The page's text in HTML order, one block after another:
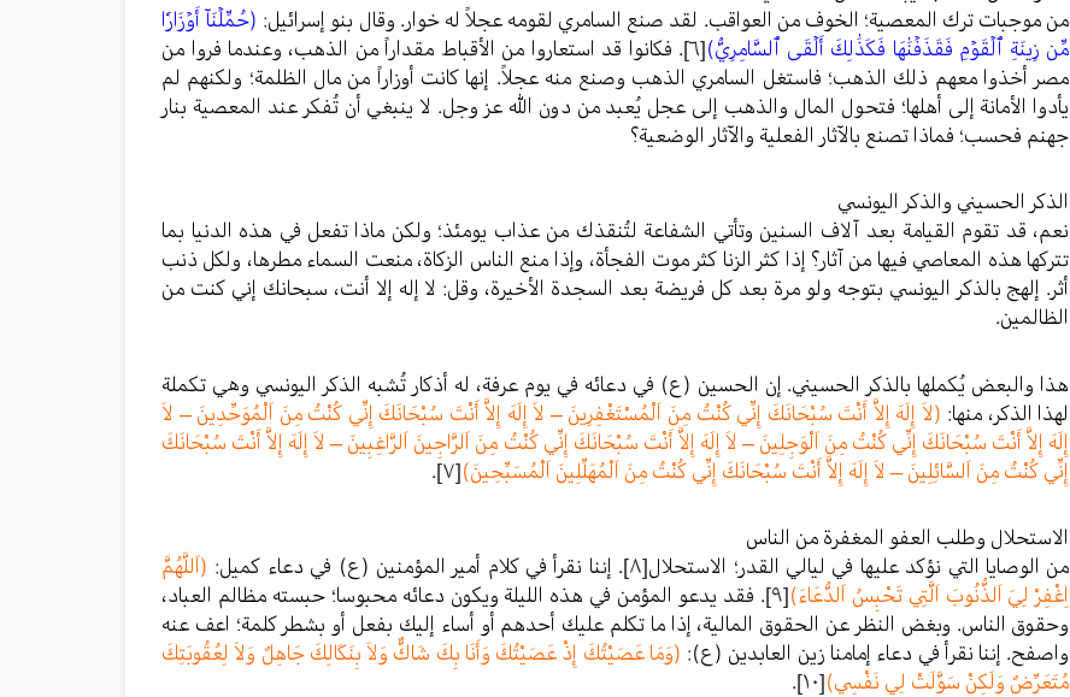
من موجبات ترك المعصية؛ الخوف من العواقب. لقد صنع السامري لقومه عجلاً له خوار. وقال بنو إسرائيل: (حُمِّلۡنَآ أَوۡزَارٗا
مِّن زِينَةِ ٱلۡقَوۡمِ فَقَذَفۡنَٰهَا فَكَذَٰلِكَ أَلۡقَى ٱلسَّامِرِيُّ)[٦]
. فكانوا قد استعاروا من الأقباط مقداراً من الذهب، وعندما فروا من
مصر أخذوا معهم ذلك الذهب؛ فاستغل السامري الذهب وصنع منه عجلاً. إنها كانت أوزاراً من مال الظلمة؛ ولكنهم لم
يأدوا الأمانة إلى أهلها؛ فتحول المال والذهب إلى عجل يُعبد من دون الله عز وجل. لا ينبغي أن تُفكر عند المعصية بنار
جهنم فحسب؛ فماذا تصنع بالآثار الفعلية والآثار الوضعية؟
الذكر الحسيني والذكر اليونسي
نعم، قد تقوم القيامة بعد آلاف السنين وتأتي الشفاعة لتُنقذك من عذاب يومئذ؛ ولكن ماذا تفعل في هذه الدنيا بما
تتركها هذه المعاصي فيها من آثار؟ إذا كثر الزنا كثر موت الفجأة، وإذا منع الناس الزكاة، منعت السماء مطرها، ولكل ذنب
أثر. إلهج بالذكر اليونسي بتوجه ولو مرة بعد كل فريضة بعد السجدة الأخيرة، وقل: لا إله إلا أنت، سبحانك إني كنت من
الظالمين.
هذا والبعض يُكملها بالذكر الحسيني. إن الحسين (ع) في دعائه في يوم عرفة، له أذكار تُشبه الذكر اليونسي وهي تكملة
لهذا الذكر، منها: (لاَ إِلَهَ إِلاَّ أَنْتَ سُبْحَانَكَ إِنِّي كُنْتُ مِنَ اَلْمُسْتَغْفِرِينَ – لاَ إِلَهَ إِلاَّ أَنْتَ سُبْحَانَكَ إِنِّي كُنْتُ مِنَ اَلْمُوَحِّدِينَ – لاَ
إِلَهَ إِلاَّ أَنْتَ سُبْحَانَكَ إِنِّي كُنْتُ مِنَ اَلْوَجِلِينَ – لاَ إِلَهَ إِلاَّ أَنْتَ سُبْحَانَكَ إِنِّي كُنْتُ مِنَ اَلرَّاجِينَ اَلرَّاغِبِينَ – لاَ إِلَهَ إِلاَّ أَنْتَ سُبْحَانَكَ
إِنِّي كُنْتُ مِنَ اَلسَّائِلِينَ – لاَ إِلَهَ إِلاَّ أَنْتَ سُبْحَانَكَ إِنِّي كُنْتُ مِنَ اَلْمُهَلِّلِينَ اَلْمُسَبِّحِينَ)[٧] .
الاستحلال وطلب العفو المغفرة من الناس
من الوصايا التي نؤكد عليها في ليالي القدر؛ الاستحلال[٨] . إننا نقرأ في كلام أمير المؤمنين (ع) في دعاء كميل: (اَللَّهُمَّ
اِغْفِرْ لِيَ اَلذُّنُوبَ اَلَّتِي تَحْبِسُ اَلدُّعَاءَ)[٩]
. فقد يدعو المؤمن في هذه الليلة ويكون دعائه محبوسا؛ حبسته مظالم العباد،
وحقوق الناس. وبغض النظر عن الحقوق المالية، إذا ما تكلم عليك أحدهم أو أساء إليك بفعل أو بشطر كلمة؛ اعف عنه
واصفح. إننا نقرأ في دعاء إمامنا زين العابدين (ع): (وَمَا عَصَيْتُكَ إِذْ عَصَيْتُكَ وَأَنَا بِكَ شَاكٌّ وَلاَ بِنَكَالِكَ جَاهِلٌ وَلاَ لِعُقُوبَتِكَ
مُتَعَرِّضٌ وَلَكِنْ سَوَّلَتْ لِي نَفْسِي)[١٠] .